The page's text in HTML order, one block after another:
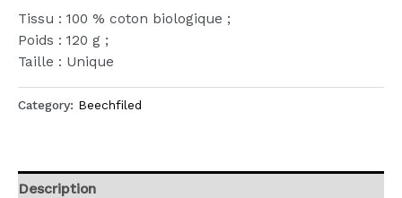
Tissu : 100 % coton biologique ;
Poids : 120 g ;
Taille : Unique
Category: Beechfiled
Description